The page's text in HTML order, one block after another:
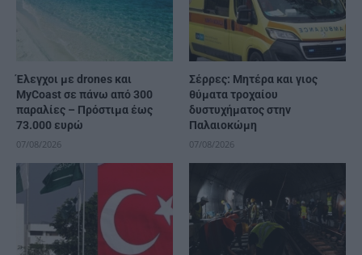
Έλεγχοι με drones και
MyCoast σε πάνω από 300
παραλίες – Πρόστιμα έως
73.000 ευρώ
07/08/2026
Σέρρες: Μητέρα και γιος
θύματα τροχαίου
δυστυχήματος στην
Παλαιοκώμη
07/08/2026